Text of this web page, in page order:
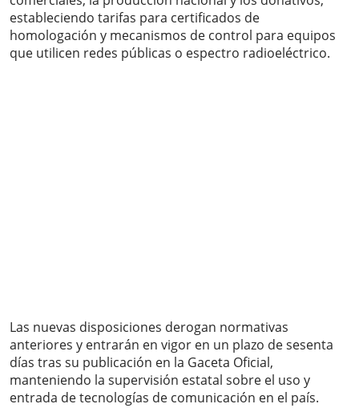
estableciendo tarifas para certificados de
homologación y mecanismos de control para equipos
que utilicen redes públicas o espectro radioeléctrico.
Las nuevas disposiciones derogan normativas
anteriores y entrarán en vigor en un plazo de sesenta
días tras su publicación en la Gaceta Oficial,
manteniendo la supervisión estatal sobre el uso y
entrada de tecnologías de comunicación en el país.